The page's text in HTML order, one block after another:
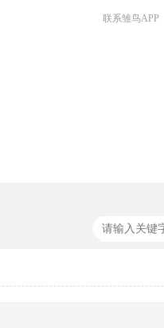
联系雏鸟APP